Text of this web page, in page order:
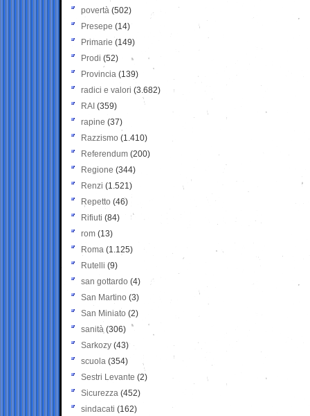
povertà (502)
Presepe (14)
Primarie (149)
Prodi (52)
Provincia (139)
radici e valori (3.682)
RAI (359)
rapine (37)
Razzismo (1.410)
Referendum (200)
Regione (344)
Renzi (1.521)
Repetto (46)
Rifiuti (84)
rom (13)
Roma (1.125)
Rutelli (9)
san gottardo (4)
San Martino (3)
San Miniato (2)
sanità (306)
Sarkozy (43)
scuola (354)
Sestri Levante (2)
Sicurezza (452)
sindacati (162)